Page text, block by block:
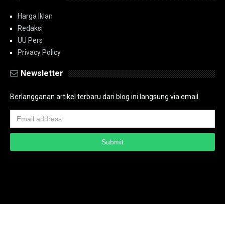
Harga Iklan
Redaksi
UU Pers
Privacy Policy
Newsletter
Berlangganan artikel terbaru dari blog ini langsung via email.